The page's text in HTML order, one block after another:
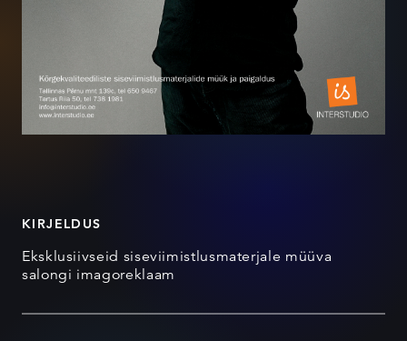
KIRJELDUS
Eksklusiivseid siseviimistlusmaterjale müüva
salongi imagoreklaam